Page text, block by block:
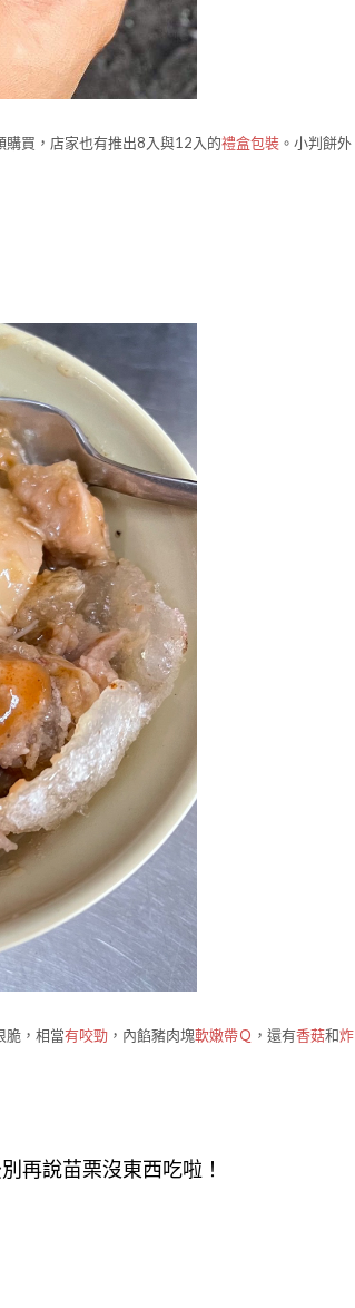
購買，店家也有推出8入與12入的禮盒包裝 。小判餅外
脆，相當有咬勁 ，內餡豬肉塊軟嫩帶Ｑ ，還有香菇和炸
再說苗栗沒東西吃啦！